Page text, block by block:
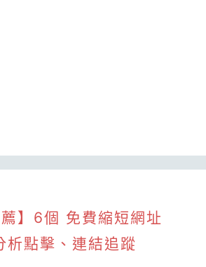
】6個 免費縮短網址
析點擊、連結追蹤